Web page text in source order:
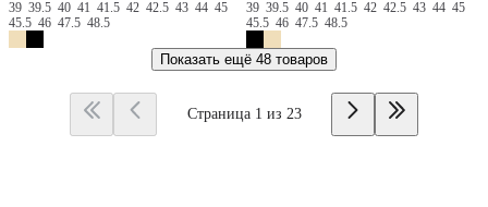
39 39.5 40 41 41.5 42 42.5 43 44 45
45.5 46 47.5 48.5
3939.5404141.54242.5434445
45.54647.548.5
Показать ещё 48 товаров
Страница 1 из 23